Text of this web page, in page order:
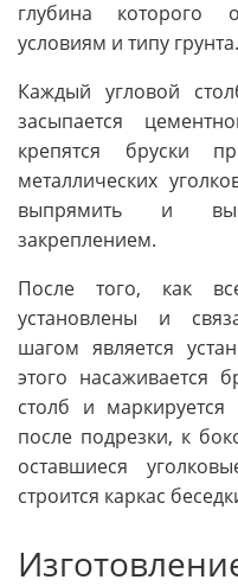
глубина которого
условиям и типу грунта.
Каждый угловой
засыпается
крепятся бруски
металлических
выпрямить и
закреплением.
После того, как
установлены и
шагом является
этого насаживается
столб и
после подрезки, к
оставшиеся
строится каркас